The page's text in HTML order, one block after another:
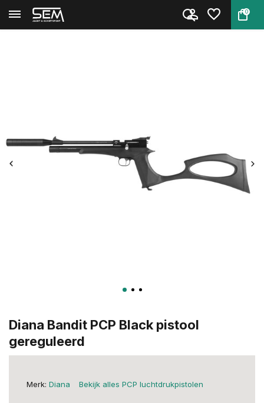
0
Terug Home Diana Bandit PCP Black pistoo...
Diana Bandit PCP Black pistool
gereguleerd
Merk: Diana Bekijk alles PCP luchtdrukpistolen